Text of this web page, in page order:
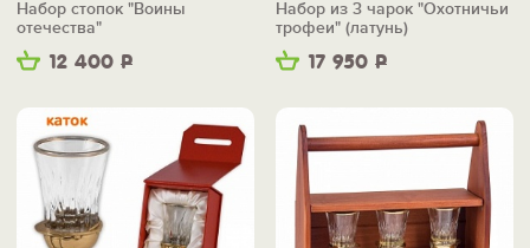
12 400 Р
Набор стопок "Воины
отечества"
17 950 Р
Набор из 3 чарок "Охотничьи
трофеи" (латунь)